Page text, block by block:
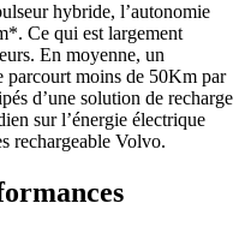
hybride, l’autonomie
Ce qui est largement
En moyenne, un
parcourt moins de 50Km par
d’une solution de recharge
sur l’énergie électrique
rechargeable Volvo.